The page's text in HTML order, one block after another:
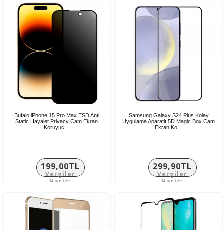
Bufalo iPhone 15 Pro Max ESD Anti
Static Hayalet Privacy Cam Ekran
Koruyuc…
199,00TL
Vergiler
Hariç:
Samsung Galaxy S24 Plus Kolay
Uygulama Aparatlı 5D Magic Box Cam
Ekran Ko…
299,90TL
Vergiler
Hariç: